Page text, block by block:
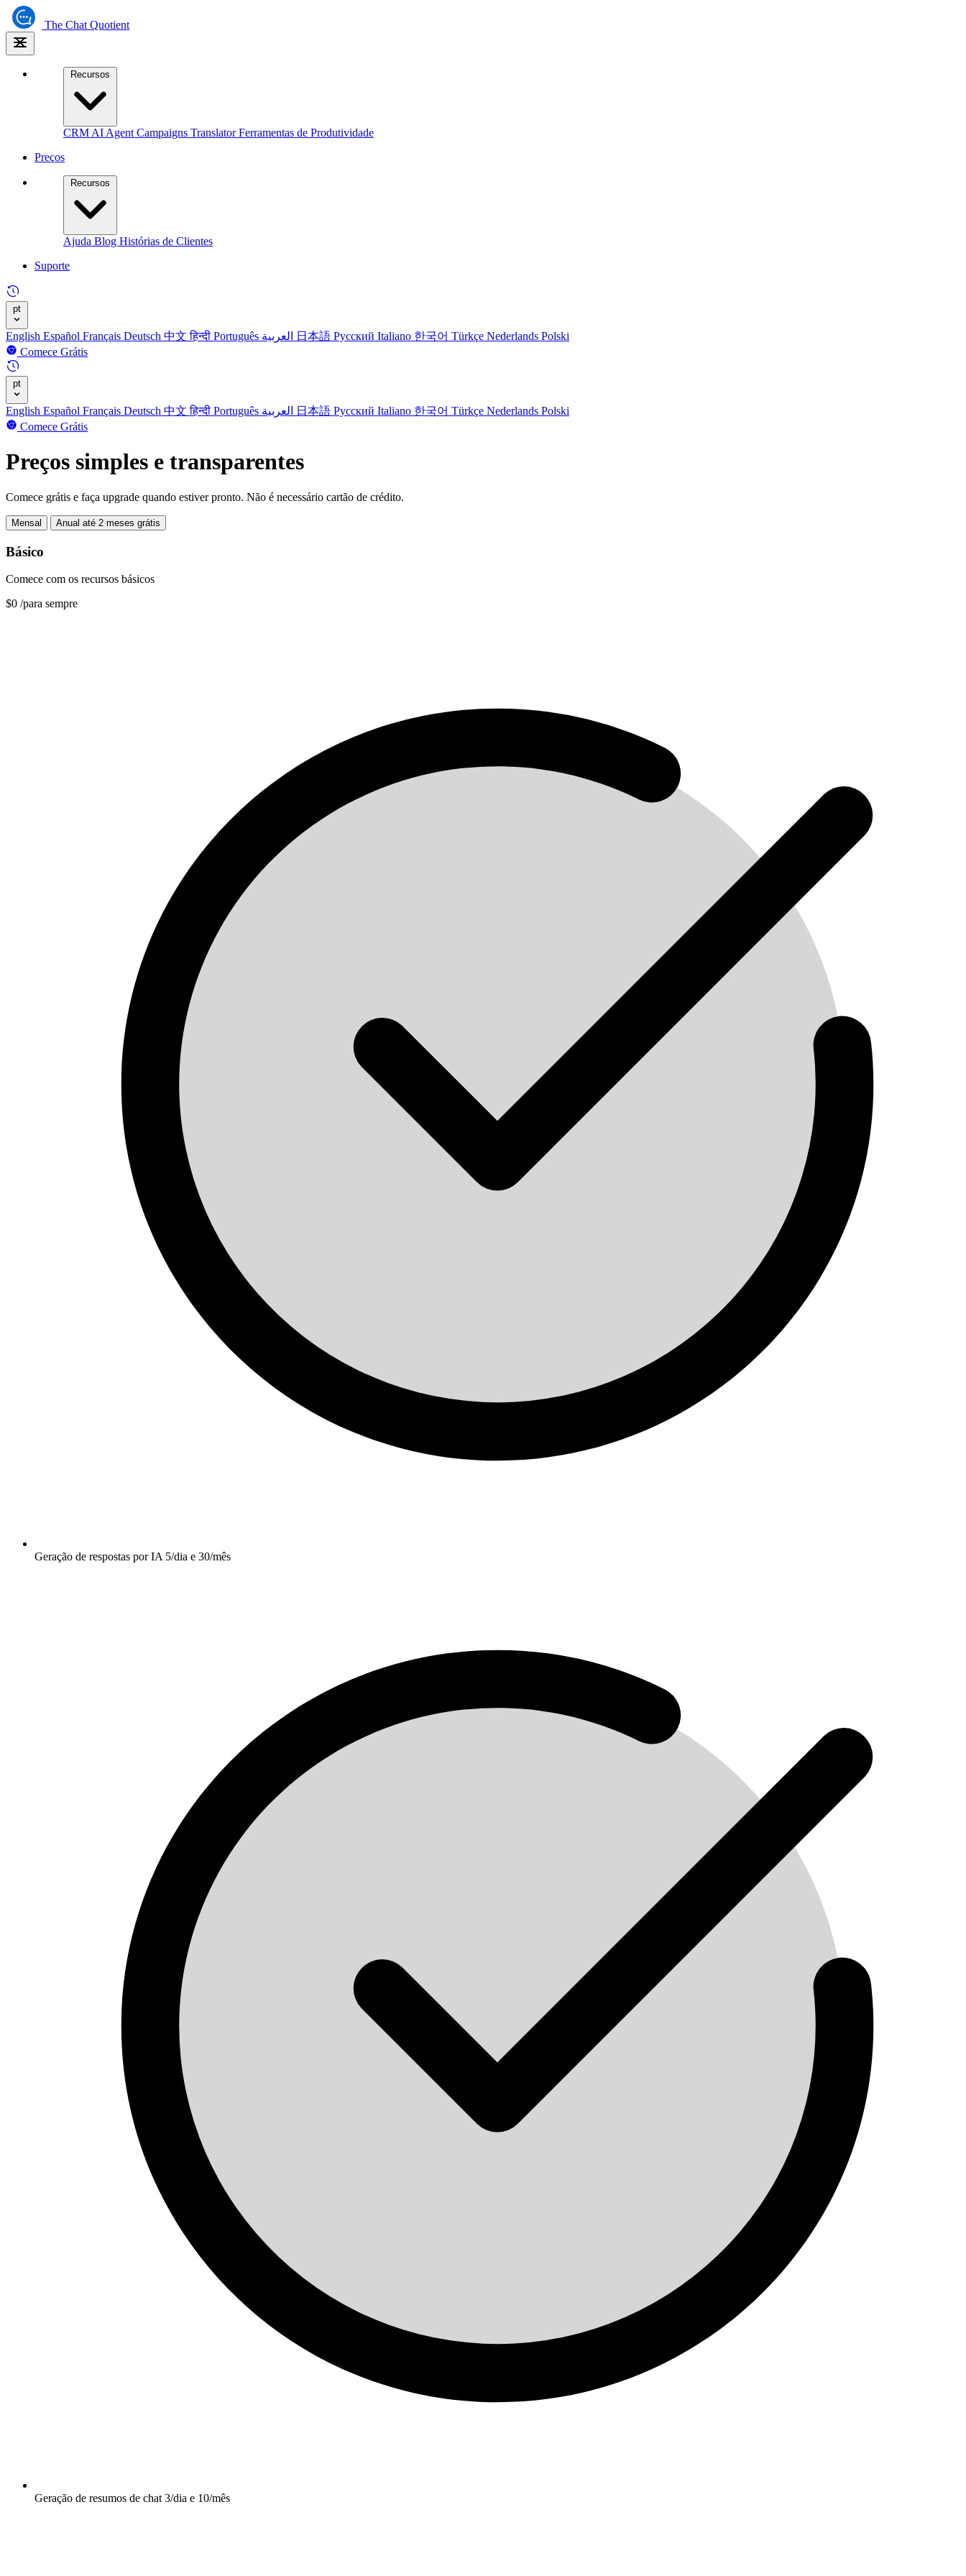
The Chat Quotient
Recursos
CRM AI Agent Campaigns TranslatorFerramentas de Produtividade
Preços
Recursos
Ajuda Blog Histórias de Clientes
Suporte
pt
English Español Français Deutsch 中文हिन्दी Português 日本語 Русский Italiano 한국어 Türkçe Nederlands Polski
Comece Grátis
pt
English Español Français Deutsch 中文हिन्दी Português 日本語 Русский Italiano 한국어 Türkçe Nederlands Polski
Comece Grátis
Preços simples e transparentes
Comece grátis e faça upgrade quando estiver pronto. Não é necessário cartão de crédito.
Mensal Anual até 2 meses grátis
Básico
Comece com os recursos básicos
$0 /para sempre
Geração de respostas por IA 5/dia e 30/mês
Geração de resumos de chat 3/dia e 10/mês